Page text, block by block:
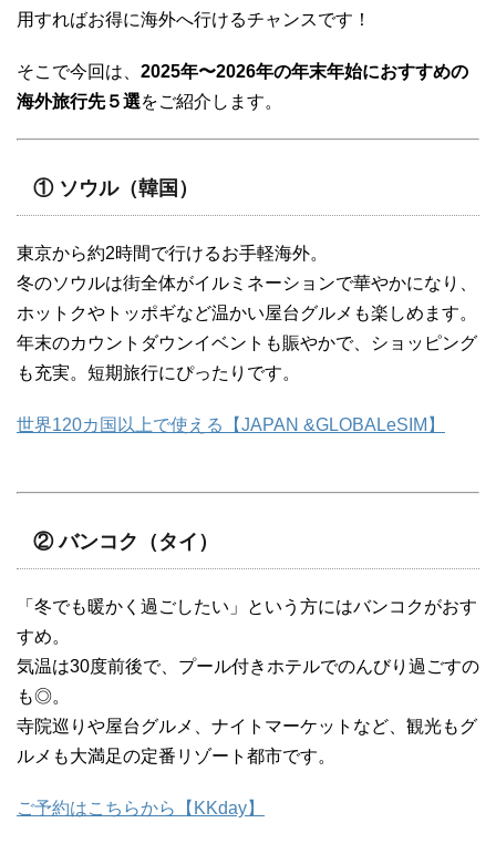
用すればお得に海外へ行けるチャンスです！
そこで今回は、 2025年〜2026年の年末年始におすすめの
海外旅行先５選をご紹介します。
① ソウル（韓国）
東京から約2時間で行けるお手軽海外。
冬のソウルは街全体がイルミネーションで華やかになり、
ホットクやトッポギなど温かい屋台グルメも楽しめます。
年末のカウントダウンイベントも賑やかで、ショッピング
も充実。短期旅行にぴったりです。
世界120カ国以上で使える【JAPAN &GLOBALeSIM】
② バンコク（タイ）
「冬でも暖かく過ごしたい」という方にはバンコクがおす
すめ。
気温は30度前後で、プール付きホテルでのんびり過ごすの
も◎。
寺院巡りや屋台グルメ、ナイトマーケットなど、観光もグ
ルメも大満足の定番リゾート都市です。
ご予約はこちらから【KKday】